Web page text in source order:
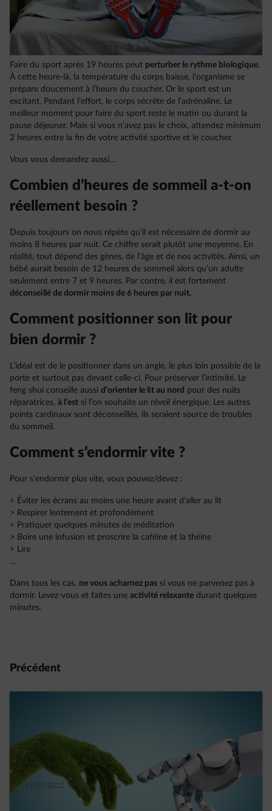
Faire du sport après 19 heures peut perturber le rythme biologique.
À cette heure-là, la température du corps baisse, l’organisme se
prépare doucement à l’heure du coucher. Or le sport est un
excitant. Pendant l’effort, le corps sécrète de l’adrénaline. Le
meilleur moment pour faire du sport reste le matin ou durant la
pause déjeuner. Mais si vous n’avez pas le choix, attendez minimum
2 heures entre la fin de votre activité sportive et le coucher.
Vous vous demandez aussi…
Combien d’heures de sommeil a-t-on
réellement besoin ?
Depuis toujours on nous répète qu’il est nécessaire de dormir au
moins 8 heures par nuit. Ce chiffre serait plutôt une moyenne. En
réalité, tout dépend des gènes, de l’âge et de nos activités. Ainsi, un
bébé aurait besoin de 12 heures de sommeil alors qu’un adulte
seulement entre 7 et 9 heures. Par contre, il est fortement
déconseillé de dormir moins de 6 heures par nuit.
Comment positionner son lit pour
bien dormir ?
L’idéal est de le positionner dans un angle, le plus loin possible de la
porte et surtout pas devant celle-ci. Pour préserver l’intimité. Le
feng shui conseille aussi d’orienter le lit au nord pour des nuits
réparatrices, à l’est si l’on souhaite un réveil énergique. Les autres
points cardinaux sont déconseillés, ils seraient source de troubles
du sommeil.
Comment s’endormir vite ?
Pour s’endormir plus vite, vous pouvez/devez :
> Éviter les écrans au moins une heure avant d’aller au lit
> Respirer lentement et profondément
> Pratiquer quelques minutes de méditation
> Boire une infusion et proscrire la caféine et la théine
> Lire
…
Dans tous les cas, ne vous acharnez pas si vous ne parvenez pas à
dormir. Levez-vous et faites une activité relaxante durant quelques
minutes.
Précédent
13/09/2022 | 1 min. Eva
Low-tech : la technologie peut-elle être